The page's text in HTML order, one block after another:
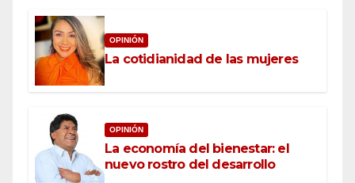
OPINIÓN
La cotidianidad de las mujeres
OPINIÓN
La economía del bienestar: el
nuevo rostro del desarrollo